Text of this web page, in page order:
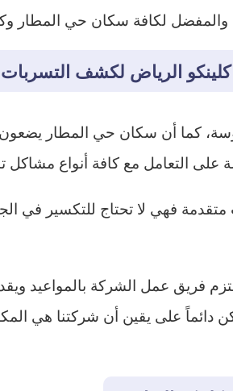
والمفضل لكافة سكان حي
الرياض لكشف التسربات
كما أن سكان حي المطار
التعامل مع كافة أنواع مشاكل
متقدمة فهي لا تحتاج للتكسير في
فريق عمل الشركة بالمواعيد
دائماً على يقين أن شركتنا هي